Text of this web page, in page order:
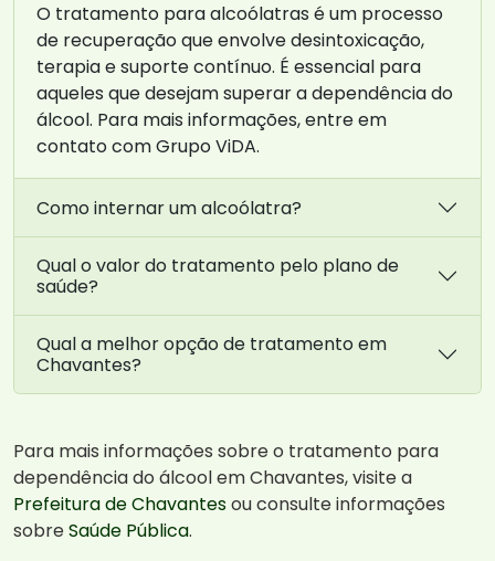
O tratamento para alcoólatras é um processo
de recuperação que envolve desintoxicação,
terapia e suporte contínuo. É essencial para
aqueles que desejam superar a dependência do
álcool. Para mais informações, entre em
contato com Grupo ViDA.
Como internar um alcoólatra?
Qual o valor do tratamento pelo plano de
saúde?
Qual a melhor opção de tratamento em
Chavantes?
Para mais informações sobre o tratamento para
dependência do álcool em Chavantes, visite a
Prefeitura de Chavantesou consulte informações
sobreSaúde Pública.